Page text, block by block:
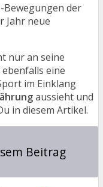
Bewegungen der
Jahr neue
nur an seine
eine
im Einklang
aussieht und
in diesem Artikel.
Beitrag